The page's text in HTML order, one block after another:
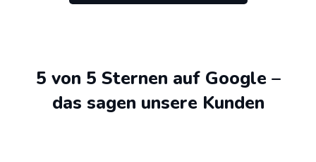
5 von 5 Sternen auf Google –
das sagen unsere Kunden